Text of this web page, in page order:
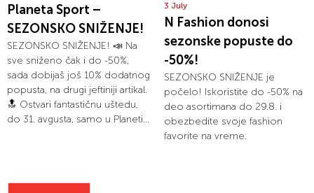
Planeta Sport –
SEZONSKO SNIŽENJE!
SEZONSKO SNIŽENJE! 📣 Na
sve sniženo čak i do -50%,
sada dobijaš još 10% dodatnog
popusta, na drugi jeftiniji artikal.
🔝 Ostvari fantastičnu uštedu,
do 31. avgusta, samo u Planeti...
3 July
N Fashion donosi
sezonske popuste do
-50%!
SEZONSKO SNIŽENJE je
počelo! Iskoristite do -50% na
deo asortimana do 29.8. i
obezbedite svoje fashion
favorite na vreme.